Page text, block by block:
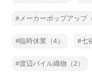
メーカーポップアップ
臨時休業（4） 七
渡辺パイル織物（2）